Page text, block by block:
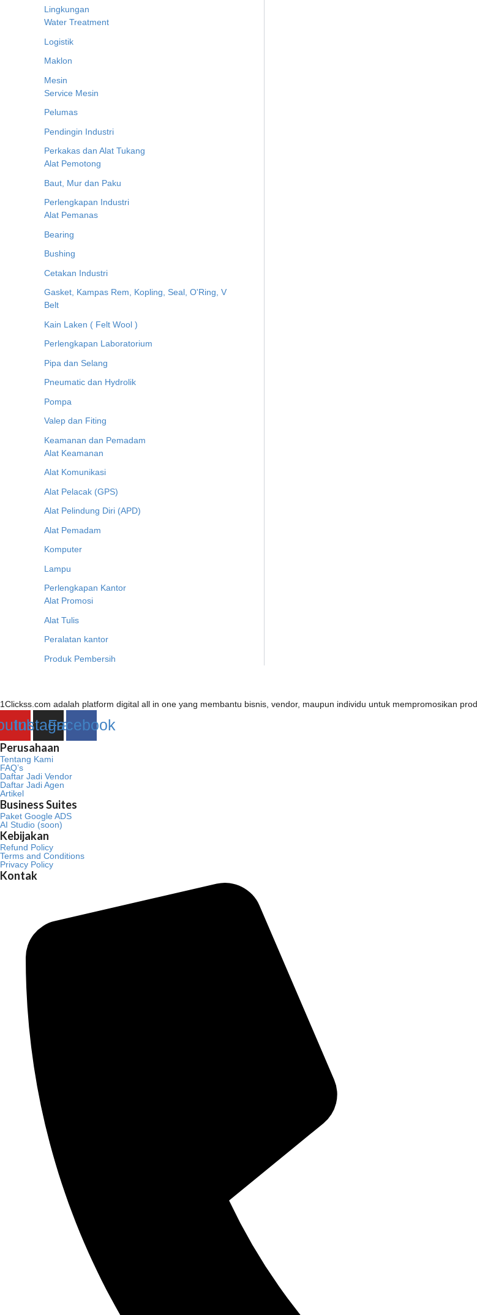
Lingkungan
Water Treatment
Logistik
Maklon
Mesin
Service Mesin
Pelumas
Pendingin Industri
Perkakas dan Alat Tukang
Alat Pemotong
Baut, Mur dan Paku
Perlengkapan Industri
Alat Pemanas
Bearing
Bushing
Cetakan Industri
Gasket, Kampas Rem, Kopling, Seal, O'Ring, V
Belt
Kain Laken ( Felt Wool )
Perlengkapan Laboratorium
Pipa dan Selang
Pneumatic dan Hydrolik
Pompa
Valep dan Fiting
Keamanan dan Pemadam
Alat Keamanan
Alat Komunikasi
Alat Pelacak (GPS)
Alat Pelindung Diri (APD)
Alat Pemadam
Komputer
Lampu
Perlengkapan Kantor
Alat Promosi
Alat Tulis
Peralatan kantor
Produk Pembersih
1Clickss.com adalah platform digital all in one yang membantu bisnis, vendor, maupun individu untuk mempromosikan
InstagramFacebook
Perusahaan
Tentang Kami
FAQ’s
Daftar Jadi Vendor
Daftar Jadi Agen
Artikel
Business Suites
Paket Google ADS
AI Studio (soon)
Kebijakan
Refund Policy
Terms and Conditions
Privacy Policy
Kontak